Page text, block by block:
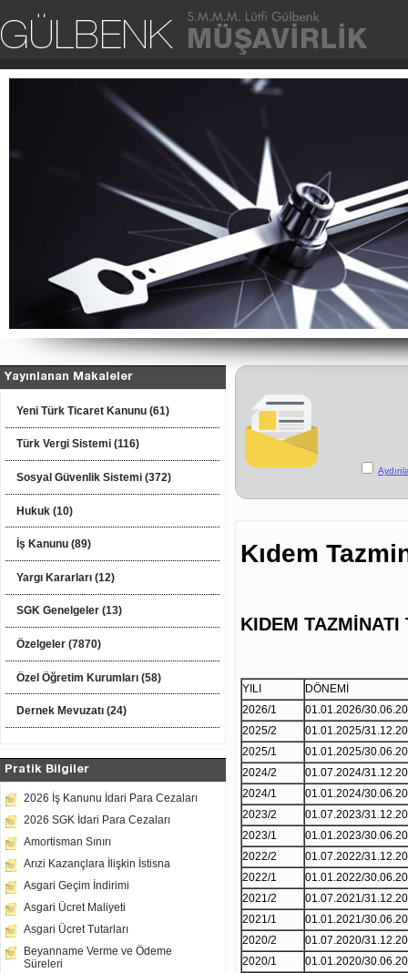
Ana
Yayınlanan Makaleler
Yeni Türk Ticaret Kanunu (61)
Türk Vergi Sistemi (116)
Sosyal Güvenlik Sistemi (372)
Hukuk (10)
İş Kanunu (89)
Yargı Kararları (12)
SGK Genelgeler (13)
Özelgeler (7870)
Özel Öğretim Kurumları (58)
Dernek Mevuzatı (24)
Pratik Bilgiler
2026 İş Kanunu İdari Para Cezaları
2026 SGK İdari Para Cezaları
Amortisman Sınırı
Arızi Kazançlara İlişkin İstisna
Asgari Geçim İndirimi
Asgari Ücret Maliyeti
Asgari Ücret Tutarları
Beyanname Verme ve Ödeme
Süreleri
Kıdem
KIDEM TAZMİNATI
YILI
DÖNEMİ
2026/1
01.01.2026/
2025/2
01.01.2025/
2025/1
01.01.2025/
2024/2
01.07.2024/
2024/1
01.01.2024/
2023/2
01.07.2023/
2023/1
01.01.2023/
2022/2
01.07.2022/
2022/1
01.01.2022/
2021/2
01.07.2021/
2021/1
01.01.2021/
2020/2
01.07.2020/
2020/1
01.01.2020/